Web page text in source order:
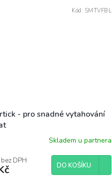
- pro snadné vytahování
Skladem u partnera
DPH
DO KOŠÍKU
Kód: SMTVFBL